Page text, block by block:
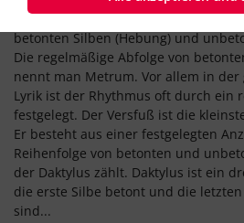
In jeder sprachlichen Äußerung gibt
betonten Silben (Hebung) und
Die regelmäßige Abfolge von
nennt man Metrum. Vor allem in
Lyrik ist der Rhythmus oft durch ein
festgelegt. Der Versfuß ist die
Er besteht aus einer festgelegten
Reihenfolge von betonten und
der Daktylus zählt. Daktylus ist ein
die erste Silbe betont und die
sind...